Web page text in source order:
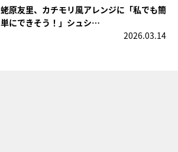
蛯原友里、カチモリ風アレンジに「私でも簡
単にできそう！」シュシ…
2026.03.14